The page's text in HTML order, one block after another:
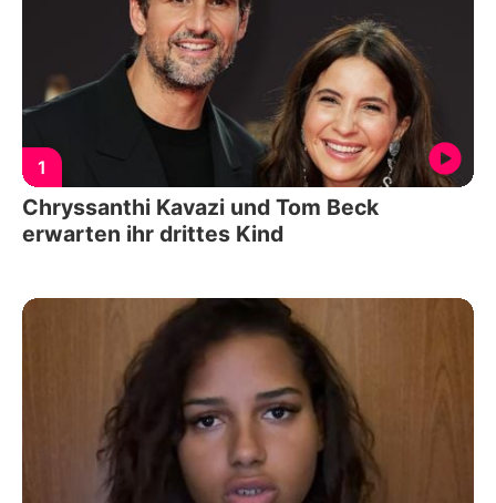
1
Chryssanthi Kavazi und Tom Beck
erwarten ihr drittes Kind